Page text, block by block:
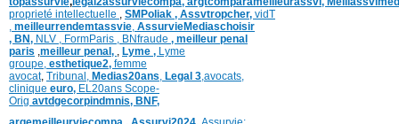
proprieté intellectuelle , SMPoliak , Assvtropcher, vidT
, meilleurrendemtassvie, AssurvieMediaschoisir
, BN, NLV , FormParis , BNfraude , meilleur penal
paris ,meilleur penal, , Lyme , Lyme
groupe, esthetique2, femme
avocat, Tribunal, Medias20ans, Legal 3,avocats,
clinique euro, EL20ans Scope-
Orig avtdgecorpindmnis, BNF,